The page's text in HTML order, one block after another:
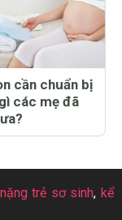
cần chuẩn bị
các mẹ đã
trẻ sơ sinh,kể